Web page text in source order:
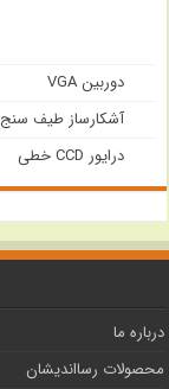
دوربین VGA
آشکارساز طیف سنج
درایور CCD خطی
درباره ما
محصولات رسااندیشان